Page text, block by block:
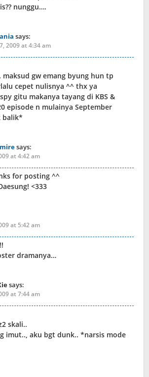
nunggu….
says:
2009 at 4:34 am
gw emang byung hun tp
cepet nulisnya ^^ thx ya
gitu makanya tayang di KBS &
episode n mulainya September
balik*
says:
at 4:42 am
for posting ^^
<333
at 5:42 am
dramanya…
says:
at 7:44 am
skali..
imut.., aku bgt dunk.. *narsis mode